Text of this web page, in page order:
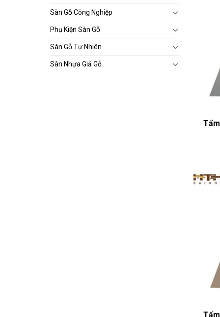
Sàn Gỗ Công Nghiệp
Phụ Kiện Sàn Gỗ
Sàn Gỗ Tự Nhiên
Sàn Nhựa Giả Gỗ